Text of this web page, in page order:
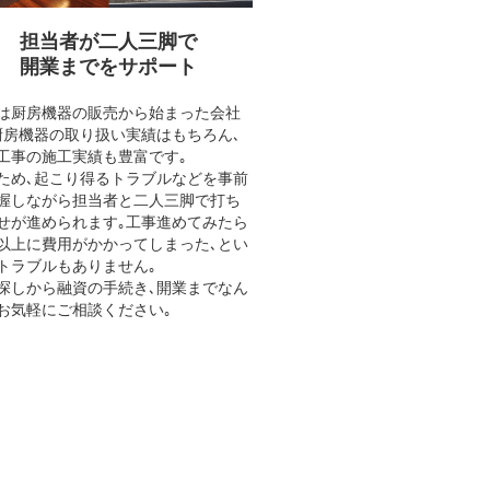
担当者が二人三脚で
開業までをサポート
厨房機器の販売から始まった会社
機器の取り扱い実績はもちろん､
事の施工実績も豊富です｡
め､起こり得るトラブルなどを事前
しながら担当者と二人三脚で打ち
が進められます｡工事進めてみたら
上に費用がかかってしまった､とい
ラブルもありません｡
しから融資の手続き､開業までなん
気軽にご相談ください｡